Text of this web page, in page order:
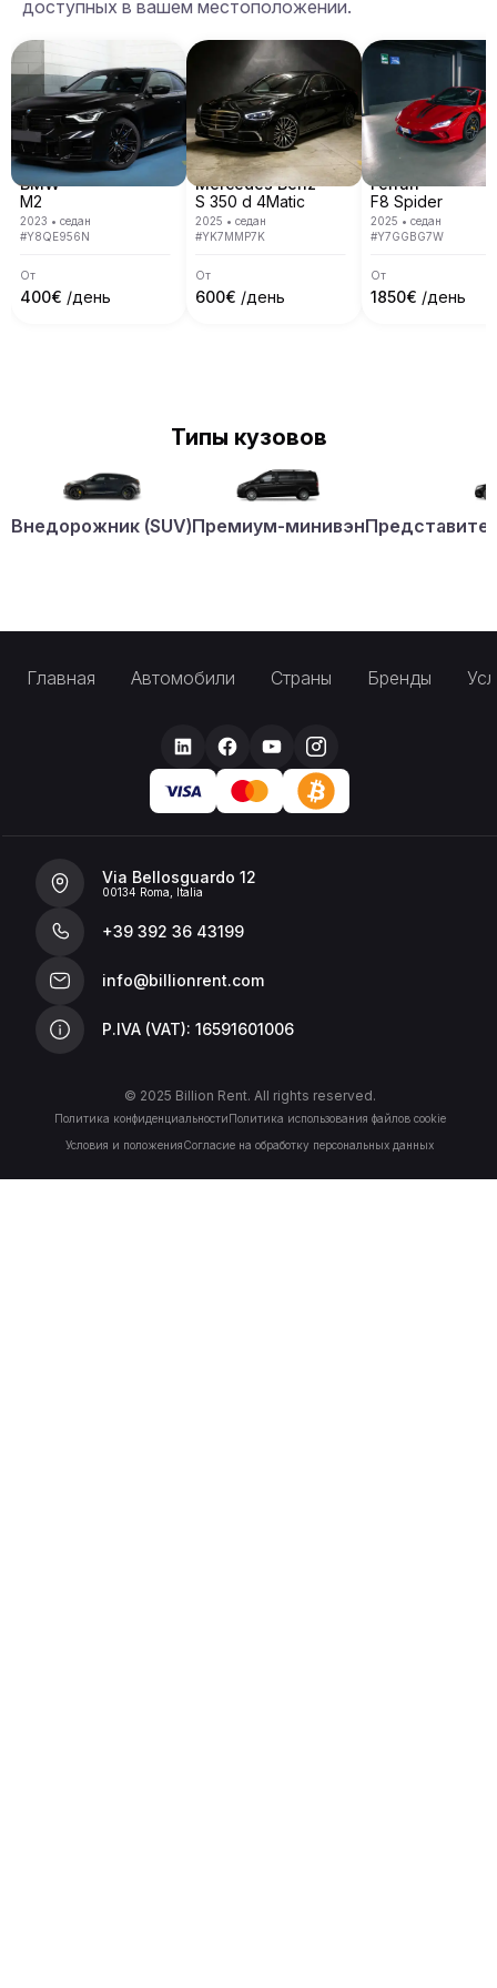
доступных в вашем местоположении.
BMW
M2
2023 • седан
#Y8QE956N
От
400€ /день
Mercedes Benz
S 350 d 4Matic
2025 • седан
#YK7MMP7K
От
600€ /день
Ferrari
F8 Spider
2025 • седан
#Y7GGBG7W
От
1850€ /день
Типы кузовов
Внедорожник (SUV)Премиум-минивэн
Главная Автомобили Страны Бренды
Via Bellosguardo 12
00134 Roma, Italia
+39 392 36 43199
info@billionrent.com
P.IVA (VAT): 16591601006
© 2025 Billion Rent. All rights reserved.
Политика конфиденциальностиПолитика использования файлов cookie
Условия и положенияСогласие на обработку персональных данных